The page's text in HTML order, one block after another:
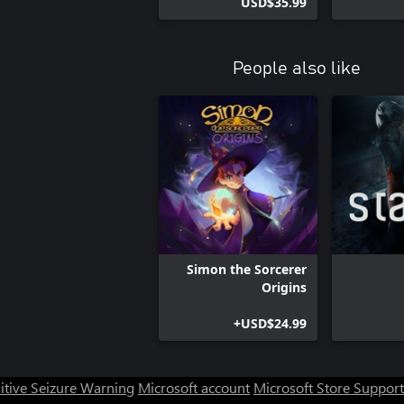
People also like
Simon the Sorcerer
Origins
USD$24.99+
Seizure Warning Microsoft account Microsoft Store Support